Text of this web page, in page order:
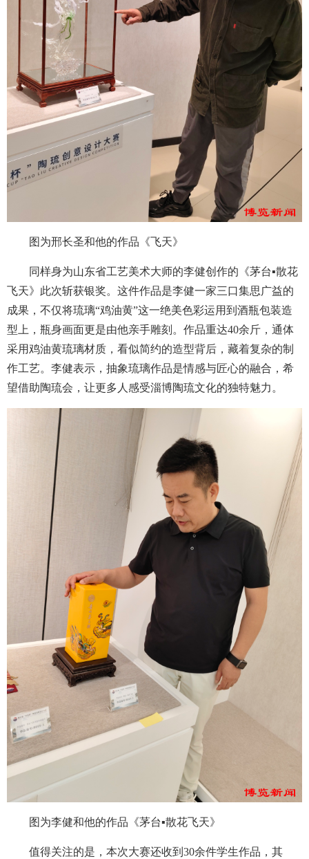
图为邢长圣和他的作品《飞天》
同样身为山东省工艺美术大师的李健创作的《茅台▪散花
飞天》此次斩获银奖。这件作品是李健一家三口集思广益的
成果，不仅将琉璃“鸡油黄”这一绝美色彩运用到酒瓶包装造
型上，瓶身画面更是由他亲手雕刻。作品重达40余斤，通体
采用鸡油黄琉璃材质，看似简约的造型背后，藏着复杂的制
作工艺。李健表示，抽象琉璃作品是情感与匠心的融合，希
望借助陶琉会，让更多人感受淄博陶琉文化的独特魅力。
图为李健和他的作品《茅台▪散花飞天》
值得关注的是，本次大赛还收到30余件学生作品，其